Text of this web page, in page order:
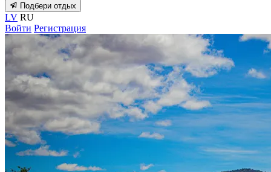
Подбери отдых
LV RU
Войти Регистрация